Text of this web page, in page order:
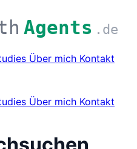
Agents .de
Über mich Kontakt
Über mich Kontakt